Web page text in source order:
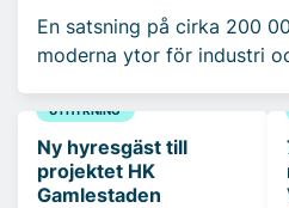
En satsning på cirka 200
moderna ytor för industri
UTHYRNING
Ny hyresgäst till
projektet HK
Gamlestaden